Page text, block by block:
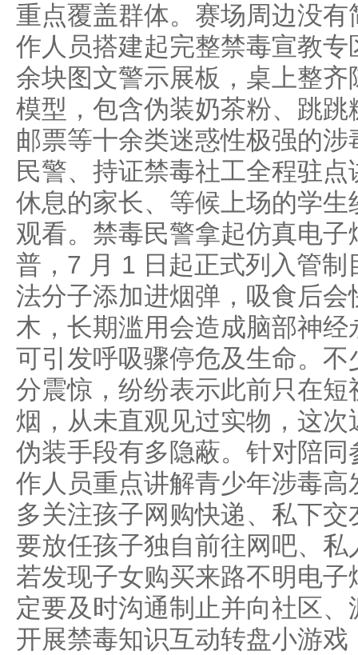
重点覆盖群体。赛场周边没
作人员搭建起完整禁毒宣教
余块图文警示展板，桌上整
模型，包含伪装奶茶粉、跳
邮票等十余类迷惑性极强的
民警、持证禁毒社工全程驻
休息的家长、等候上场的学
观看。禁毒民警拿起仿真电
普，7 月 1 日起正式列入管
法分子添加进烟弹，吸食后
木，长期滥用会造成脑部神
可引发呼吸骤停危及生命。
分震惊，纷纷表示此前只在
烟，从未直观见过实物，这
伪装手段有多隐蔽。针对陪
作人员重点讲解青少年涉毒
多关注孩子网购快递、私下
要放任孩子独自前往网吧、
若发现子女购买来路不明电
定要及时沟通制止并向社区
开展禁毒知识互动转盘小游